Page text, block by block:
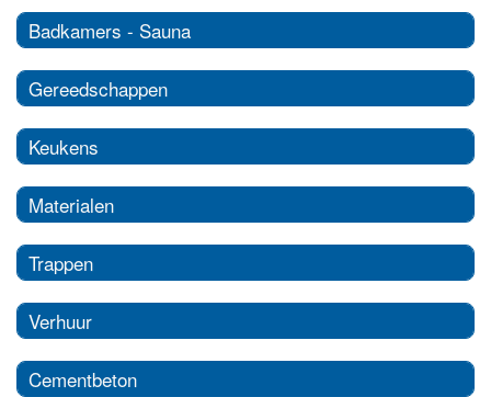
Badkamers - Sauna
Gereedschappen
Keukens
Materialen
Trappen
Verhuur
Cementbeton